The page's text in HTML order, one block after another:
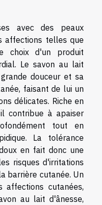
avec des peaux
affections telles que
choix d'un produit
Le savon au lait
douceur et sa
faisant de lui un
délicates. Riche en
contribue à apaiser
tout en
La tolérance
en fait donc une
risques d'irritations
barrière cutanée. Un
affections cutanées,
au lait d'ânesse,